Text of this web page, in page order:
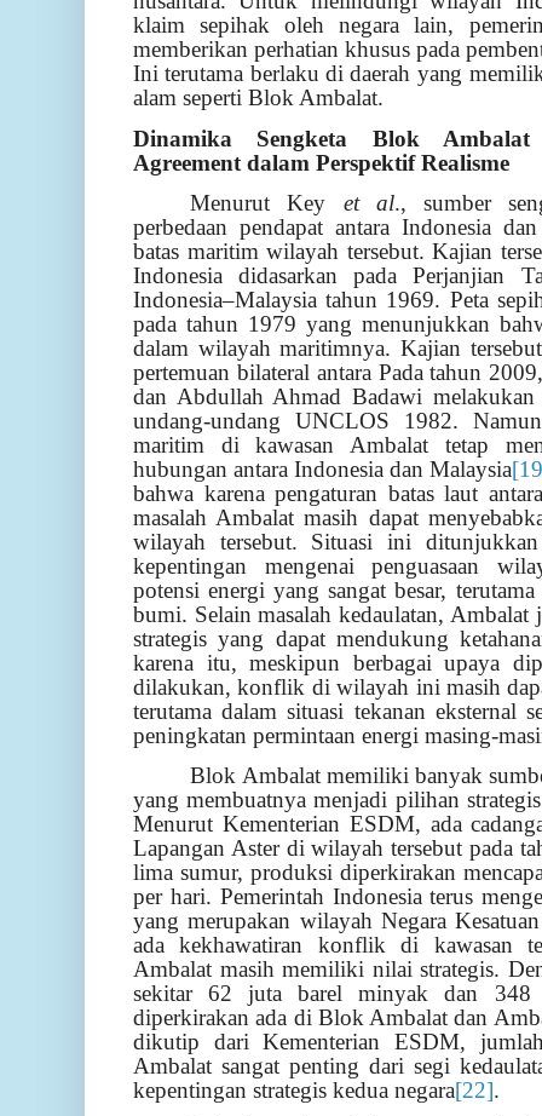
klaim sepihak oleh negara lain,
memberikan perhatian khusus pada
Ini terutama berlaku di daerah yang
alam seperti Blok Ambalat.
Dinamika Sengketa Blok
Agreement dalam Perspektif Realisme
Menurut Key et al., sumber
perbedaan pendapat antara Indonesia
batas maritim wilayah tersebut. Kajian
Indonesia didasarkan pada Perjanjian
Indonesia–Malaysia tahun 1969. Peta
pada tahun 1979 yang menunjukkan
dalam wilayah maritimnya. Kajian
pertemuan bilateral antara Pada tahun
dan Abdullah Ahmad Badawi melakukan
undang-undang UNCLOS 1982.
maritim di kawasan Ambalat tetap
hubungan antara Indonesia dan Malaysia
bahwa karena pengaturan batas laut
masalah Ambalat masih dapat
wilayah tersebut. Situasi ini
kepentingan mengenai penguasaan
potensi energi yang sangat besar,
bumi. Selain masalah kedaulatan, Ambalat
strategis yang dapat mendukung
karena itu, meskipun berbagai upaya
dilakukan, konflik di wilayah ini masih
terutama dalam situasi tekanan eksternal
peningkatan permintaan energi masing-
Blok Ambalat memiliki banyak
yang membuatnya menjadi pilihan
Menurut Kementerian ESDM, ada
Lapangan Aster di wilayah tersebut pada
lima sumur, produksi diperkirakan
per hari. Pemerintah Indonesia terus
yang merupakan wilayah Negara
ada kekhawatiran konflik di kawasan
Ambalat masih memiliki nilai strategis.
sekitar 62 juta barel minyak dan
diperkirakan ada di Blok Ambalat dan
dikutip dari Kementerian ESDM,
Ambalat sangat penting dari segi
kepentingan strategis kedua negara[22].